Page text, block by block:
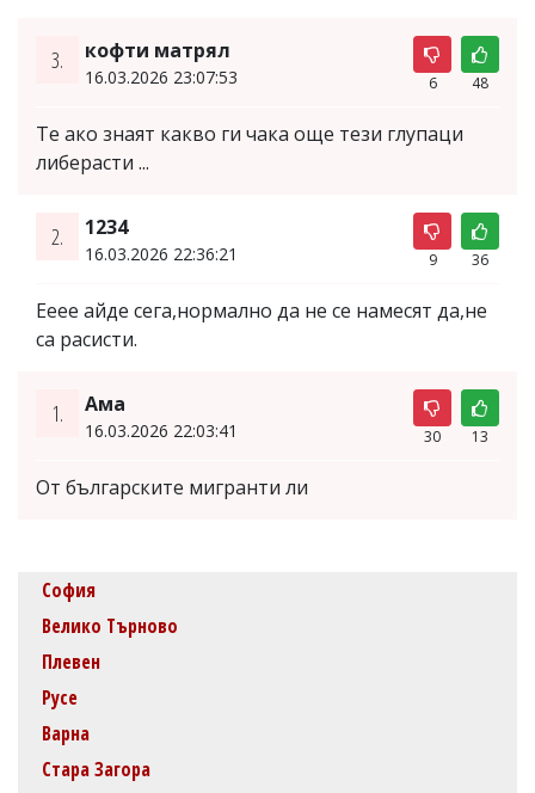
3. кофти матрял
16.03.2026 23:07:53 6 48
Те ако знаят какво ги чака още тези глупаци
либерасти ...
2. 1234
16.03.2026 22:36:21 9 36
Ееее айде сега,нормално да не се намесят да,не
са расисти.
1. Ама
16.03.2026 22:03:41 30 13
От българските мигранти ли
София
Велико Търново
Плевен
Русе
Варна
Стара Загора